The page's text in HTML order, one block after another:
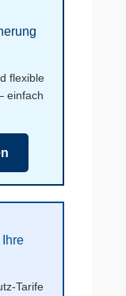
flexible
einfach
Tarife